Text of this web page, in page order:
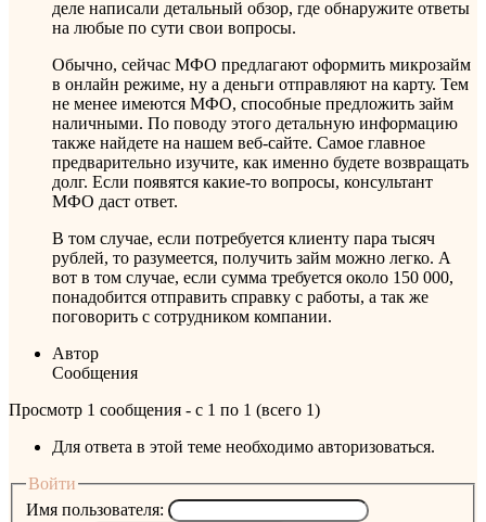
деле написали детальный обзор, где обнаружите ответы
на любые по сути свои вопросы.
Обычно, сейчас МФО предлагают оформить микрозайм
в онлайн режиме, ну а деньги отправляют на карту. Тем
не менее имеются МФО, способные предложить займ
наличными. По поводу этого детальную информацию
также найдете на нашем веб-сайте. Самое главное
предварительно изучите, как именно будете возвращать
долг. Если появятся какие-то вопросы, консультант
МФО даст ответ.
В том случае, если потребуется клиенту пара тысяч
рублей, то разумеется, получить займ можно легко. А
вот в том случае, если сумма требуется около 150 000,
понадобится отправить справку с работы, а так же
поговорить с сотрудником компании.
Автор
Сообщения
Просмотр 1 сообщения - с 1 по 1 (всего 1)
Для ответа в этой теме необходимо авторизоваться.
Войти
Имя пользователя: